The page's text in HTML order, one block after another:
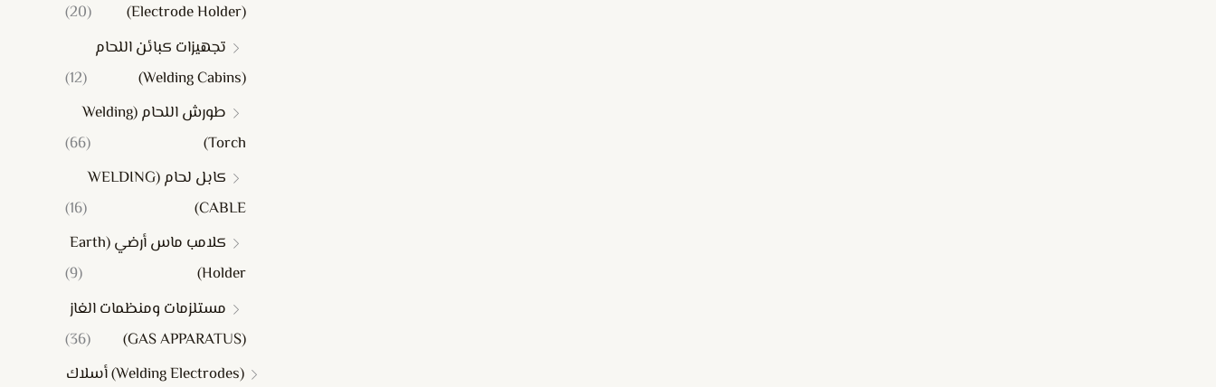
(Electrode Holder)
(20)
تجهيزات كبائن اللحام
(Welding Cabins)
(12)
طورش اللحام (Welding
Torch)
(66)
كابل لحام (WELDING
CABLE)
(16)
كلامب ماس أرضي (Earth
Holder)
(9)
مستلزمات ومنظمات الغاز
(GAS APPARATUS)
(36)
(Welding Electrodes) أسلاك